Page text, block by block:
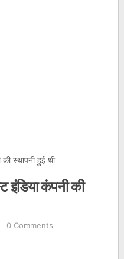
स्थापनी हुई थी
इंडिया कंपनी की
0 Comments